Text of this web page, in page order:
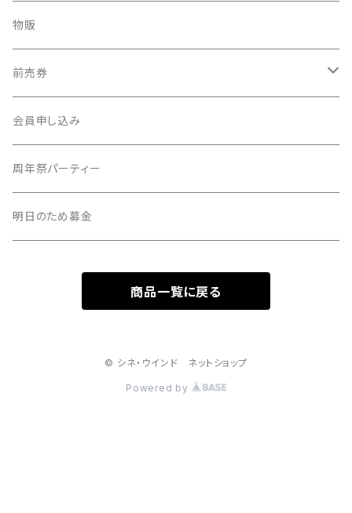
物販
前売券
新・社会科見学
会員申し込み
周年祭パーティー
明日のため募金
商品一覧に戻る
© シネ・ウインド ネットショップ
Powered by